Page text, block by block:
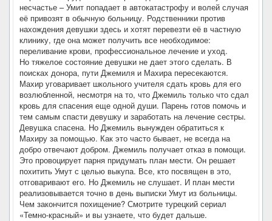
несчастье – Умит попадает в автокатастрофу и волей случая
её привозят в обычную больницу. Родственники против
нахождения девушки здесь и хотят перевезти её в частную
клинику, где она может получить все необходимое:
переливание крови, профессиональное лечение и уход.
Но тяжелое состояние девушки не дает этого сделать. В
поисках донора, пути Джемиля и Махира пересекаются.
Махир уговаривает школьного учителя сдать кровь для его
возлюбленной, несмотря на то, что Джемиль только что сдал
кровь для спасения еще одной души. Парень готов помочь и
тем самым спасти девушку и заработать на лечение сестры.
Девушка спасена. Но Джемиль вынужден обратиться к
Махиру за помощью. Как это часто бывает, не всегда на
добро отвечают добром. Джемиль получает отказ в помощи.
Это провоцирует парня придумать план мести. Он решает
похитить Умут с целью выкупа. Все, кто посвящен в это,
отговаривают его. Но Джемиль не слушает. И план мести
реализовывается точно в день выписки Умут из больницы.
Чем закончится похищение? Смотрите турецкий сериал
«Темно-красный» и вы узнаете, что будет дальше.